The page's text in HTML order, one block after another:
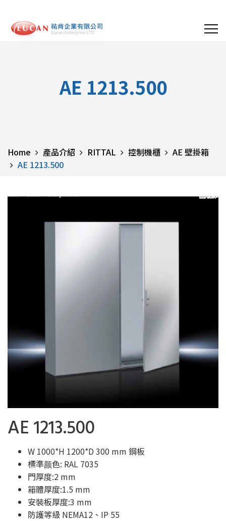
AE 1213.500
Home 產品介紹 RITTAL 控制機櫃
AE 壁掛箱
AE 1213.500
AE 1213.500
W 1000*H 1200*D 300 mm 鋼板
標準颜色: RAL 7035
門厚度:2 mm
箱體厚度:1.5 mm
安裝板厚度:3 mm
防護等級 NEMA12、IP 55